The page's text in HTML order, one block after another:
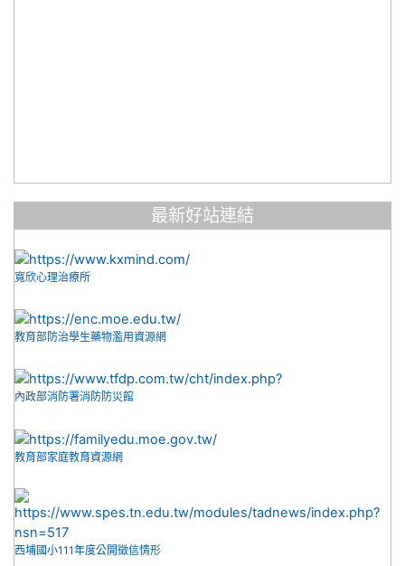
最新好站連結
寬欣心理治療所
教育部防治學生藥物濫用資源網
內政部消防署消防防災館
教育部家庭教育資源網
西埔國小111年度公開徵信情形